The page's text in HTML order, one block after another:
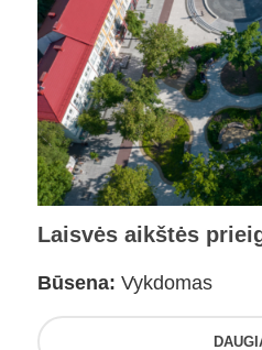
Laisvės aikštės
Būsena: Vykdomas